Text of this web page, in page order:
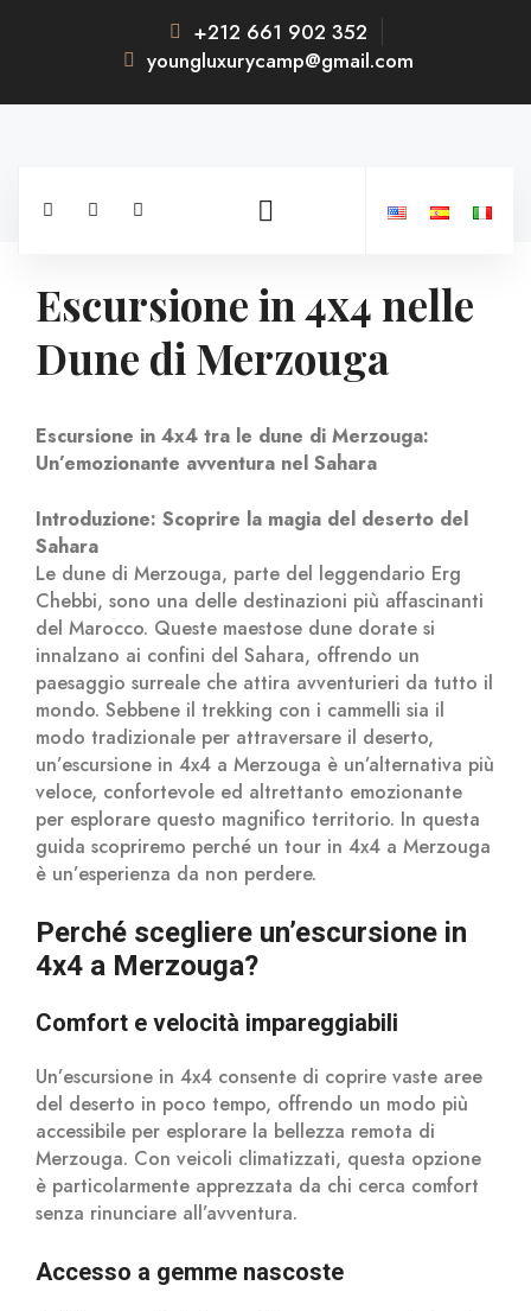
+212 661 902 352
youngluxurycamp@gmail.com
Escursione in 4x4 nelle
Dune di Merzouga
Escursione in 4x4 tra le dune di Merzouga:
Un’emozionante avventura nel Sahara
Introduzione: Scoprire la magia del deserto del
Sahara
Le dune di Merzouga, parte del leggendario Erg
Chebbi, sono una delle destinazioni più affascinanti
del Marocco. Queste maestose dune dorate si
innalzano ai confini del Sahara, offrendo un
paesaggio surreale che attira avventurieri da tutto il
mondo. Sebbene il trekking con i cammelli sia il
modo tradizionale per attraversare il deserto,
un’escursione in 4x4 a Merzouga è un’alternativa più
veloce, confortevole ed altrettanto emozionante
per esplorare questo magnifico territorio. In questa
guida scopriremo perché un tour in 4x4 a Merzouga
è un’esperienza da non perdere.
Perché scegliere un’escursione in
4x4 a Merzouga?
Comfort e velocità impareggiabili
Un’escursione in 4x4 consente di coprire vaste aree
del deserto in poco tempo, offrendo un modo più
accessibile per esplorare la bellezza remota di
Merzouga. Con veicoli climatizzati, questa opzione
è particolarmente apprezzata da chi cerca comfort
senza rinunciare all’avventura.
Accesso a gemme nascoste